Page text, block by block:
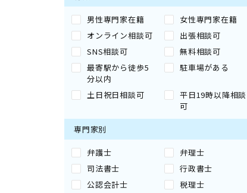
男性専門家在籍
女性専門家在籍
オンライン相談可
出張相談可
SNS相談可
無料相談可
最寄駅から徒歩5
分以内
駐車場がある
土日祝日相談可
平日19時以降相談
可
専門家別
弁護士
弁理士
司法書士
行政書士
公認会計士
税理士